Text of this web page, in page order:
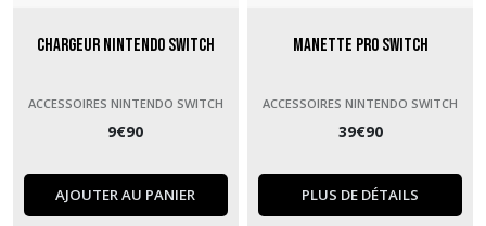
Chargeur Nintendo Switch
ACCESSOIRES NINTENDO SWITCH
9€90
AJOUTER AU PANIER
Manette Pro Switch
ACCESSOIRES NINTENDO SWITCH
39€90
PLUS DE DÉTAILS